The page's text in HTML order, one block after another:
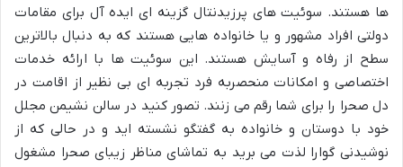
ها هستند. سوئیت های پرزیدنتال گزینه ای ایده آل برای مقامات
دولتی افراد مشهور و یا خانواده هایی هستند که به دنبال بالاترین
سطح از رفاه و آسایش هستند. این سوئیت ها با ارائه خدمات
اختصاصی و امکانات منحصربه فرد تجربه ای بی نظیر از اقامت در
دل صحرا را برای شما رقم می زنند. تصور کنید در سالن نشیمن مجلل
خود با دوستان و خانواده به گفتگو نشسته اید و در حالی که از
نوشیدنی گوارا لذت می برید به تماشای مناظر زیبای صحرا مشغول